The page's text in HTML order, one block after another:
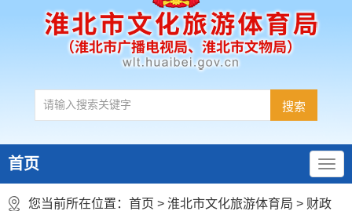
首页
您当前所在位置： 首页 > 淮北市文化旅游体育局 > 财政